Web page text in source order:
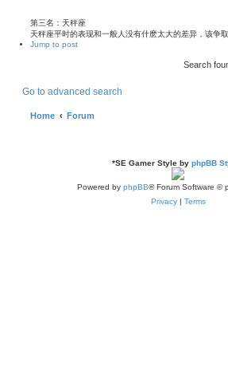
第三名：天秤座
天秤座平时的表现和一般人没有什麽太大的差异，该争
Jump to post
Search
Go to advanced search
Home Forum
*SE Gamer Style by phpBB
Powered by phpBB® Forum Software ©
Privacy| Terms